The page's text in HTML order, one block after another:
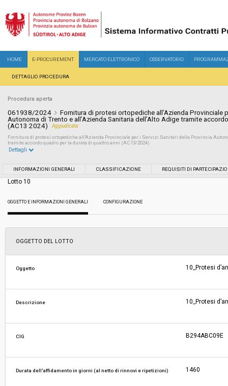
HOME E-PROCUREMENT MERCATO ELETTRONICO OSSERVATORIO
DETTAGLIO PROCEDURA
Procedura aperta
061938/2024
Fornitura di protesi ortopediche all’Azienda Provinciale
Autonoma di Trento e all’Azienda Sanitaria dell’Alto Adige tramite
(AC13 2024)
Aggiudicata
Fornitura di protesi ortopediche all’Azienda Provinciale per i Servizi Sanitari della Provincia
tramite accordo quadro per la durata di quattro anni (AC13/2024)
Tipo di contratto:
Servizi sociali:
Scelta del contraente:
Valore stimato della procedura:
Dettagli
INFORMAZIONI GENERALI CLASSIFICAZIONE REQUISITI DI
Lotto 10
OGGETTO E INFORMAZIONI GENERALI CONFIGURAZIONE
OGGETTO DEL LOTTO
Oggetto 10_Protesi
Descrizione 10_Protesi
CIG B294ABC09E
Durata dell'affidamento in giorni (al netto di rinnovi e ripetizioni) 1460